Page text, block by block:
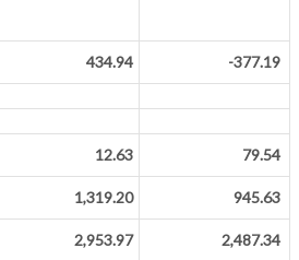
434.94
-377.19
12.63
79.54
1,319.20
945.63
2,953.97
2,487.34